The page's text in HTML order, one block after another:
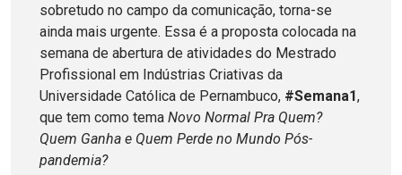
sobretudo no campo da comunicação, torna-se
ainda mais urgente. Essa é a proposta colocada na
semana de abertura de atividades do Mestrado
Profissional em Indústrias Criativas da
Universidade Católica de Pernambuco, #Semana1,
que tem como tema Novo Normal Pra Quem?
Quem Ganha e Quem Perde no Mundo Pós-
pandemia?